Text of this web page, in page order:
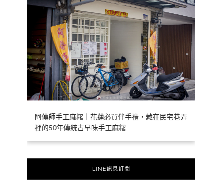
阿傳師手工麻糬｜花蓮必買伴手禮，藏在民宅巷弄
裡的50年傳統古早味手工麻糬
LINE訊息訂閱